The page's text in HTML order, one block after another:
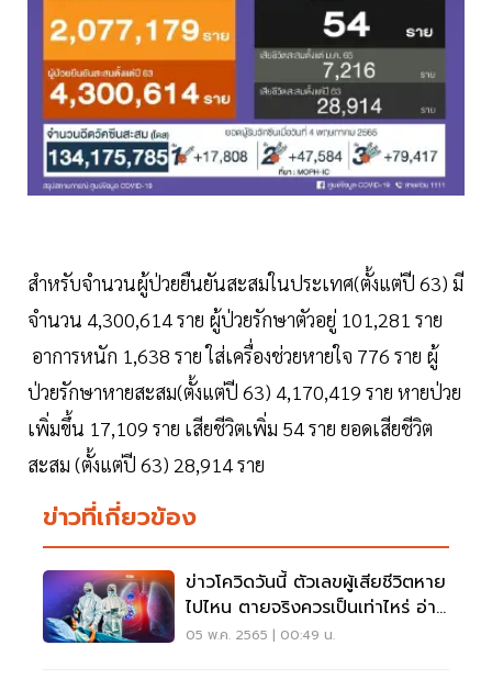
สำหรับจำนวนผู้ป่วยยืนยันสะสมในประเทศ(ตั้งแต่ปี 63) มี
จำนวน 4,300,614 ราย ผู้ป่วยรักษาตัวอยู่ 101,281 ราย
อาการหนัก 1,638 ราย ใส่เครื่องช่วยหายใจ 776 ราย ผู้
ป่วยรักษาหายสะสม(ตั้งแต่ปี 63) 4,170,419 ราย หายป่วย
เพิ่มขึ้น 17,109 ราย เสียชีวิตเพิ่ม 54 ราย ยอดเสียชีวิต
สะสม (ตั้งแต่ปี 63) 28,914 ราย
ข่าวที่เกี่ยวข้อง
ข่าวโควิดวันนี้ ตัวเลขผู้เสียชีวิตหาย
ไปไหน ตายจริงควรเป็นเท่าไหร่ อ่าน
เลย
05 พ.ค. 2565 | 00:49 น.